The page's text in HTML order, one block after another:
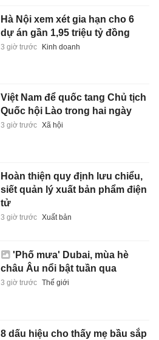
Hà Nội xem xét gia hạn cho 6
dự án gần 1,95 triệu tỷ đồng
3 giờ trước Kinh doanh
Việt Nam để quốc tang Chủ tịch
Quốc hội Lào trong hai ngày
3 giờ trước Xã hội
Hoàn thiện quy định lưu chiểu,
siết quản lý xuất bản phẩm điện
tử
3 giờ trước Xuất bản
'Phố mưa' Dubai, mùa hè
châu Âu nổi bật tuần qua
3 giờ trước Thế giới
8 dấu hiệu cho thấy mẹ bầu sắp